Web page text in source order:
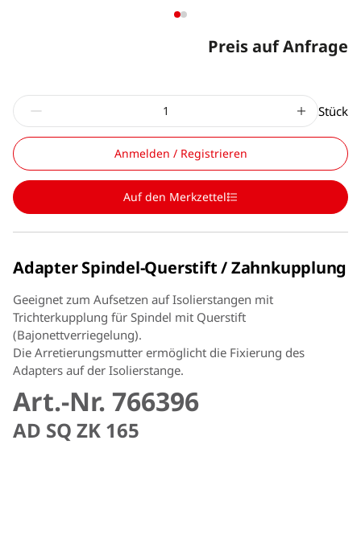
Preis auf Anfrage
Stück
Anmelden / Registrieren
Auf den Merkzettel
Adapter Spindel-Querstift / Zahnkupplung
Geeignet zum Aufsetzen auf Isolierstangen mit
Trichterkupplung für Spindel mit Querstift
(Bajonettverriegelung).
Die Arretierungsmutter ermöglicht die Fixierung des
Adapters auf der Isolierstange.
Art.-Nr. 766396
AD SQ ZK 165